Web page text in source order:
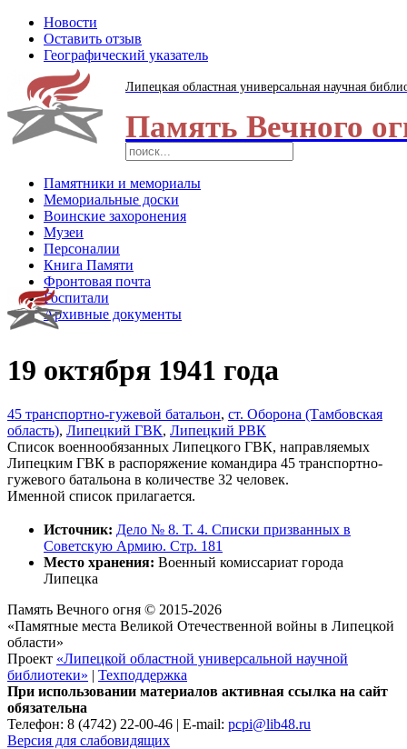
Новости
Оставить отзыв
Географический указатель
Липецкая областная универсальная научная
Память Вечного
Памятники и мемориалы
Мемориальные доски
Воинские захоронения
Музеи
Персоналии
Книга Памяти
Фронтовая почта
Госпитали
Архивные документы
19 октября 1941 года
45 транспортно-гужевой батальон, ст. Оборона (Тамбовская
область), Липецкий ГВК, Липецкий РВК
Список военнообязанных Липецкого ГВК, направляемых
Липецким ГВК в распоряжение командира 45 транспортно-
гужевого батальона в количестве 32 человек.
Именной список прилагается.
Источник: Дело № 8. Т. 4. Списки призванных в
Советскую Армию. Стр. 181
Место хранения: Военный комиссариат города
Липецка
Память Вечного огня © 2015-2026
«Памятные места Великой Отечественной войны в Липецкой
области»
Проект «Липецкой областной универсальной научной
библиотеки» | Техподдержка
При использовании материалов активная ссылка на сайт
обязательна
Телефон: 8 (4742) 22-00-46 | E-mail: pcpi@lib48.ru
Версия для слабовидящих